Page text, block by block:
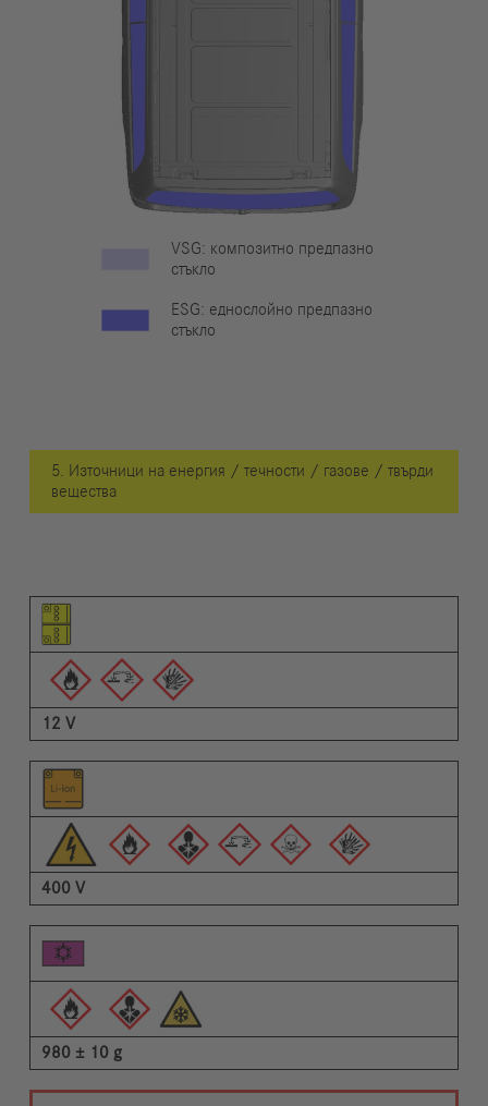
VSG: композитно предпазно
стъкло
ESG: еднослойно предпазно
стъкло
5. Източници на енергия / течности / газове / твърди
вещества
Пиктограма на елемента
Пиктограми на предупрежденията
Описание
12 V
400 V
980 ± 10 g